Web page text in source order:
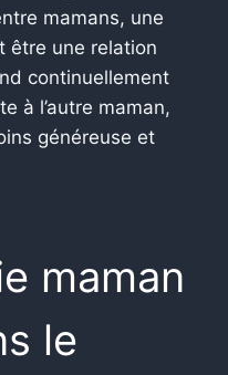
mamans, une
être une relation
continuellement
à l’autre maman,
généreuse et
maman
le